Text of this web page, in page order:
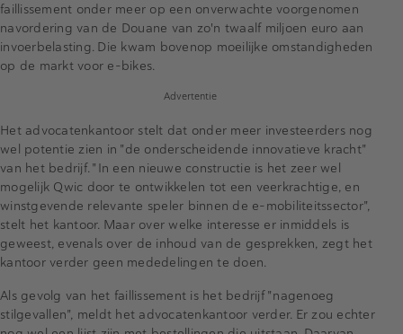
faillissement onder meer op een onverwachte voorgenomen
navordering van de Douane van zo'n twaalf miljoen euro aan
invoerbelasting. Die kwam bovenop moeilijke omstandigheden
op de markt voor e-bikes.
Advertentie
Het advocatenkantoor stelt dat onder meer investeerders nog
wel potentie zien in "de onderscheidende innovatieve kracht"
van het bedrijf. "In een nieuwe constructie is het zeer wel
mogelijk Qwic door te ontwikkelen tot een veerkrachtige, en
winstgevende relevante speler binnen de e-mobiliteitssector",
stelt het kantoor. Maar over welke interesse er inmiddels is
geweest, evenals over de inhoud van de gesprekken, zegt het
kantoor verder geen mededelingen te doen.
Als gevolg van het faillissement is het bedrijf "nagenoeg
stilgevallen", meldt het advocatenkantoor verder. Er zou echter